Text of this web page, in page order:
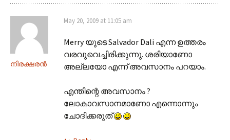
നിരക്ഷരന്‍
May 20, 2009 at 11:05 am
Merry യുടെ Salvador Dali എന്ന ഉത്തരം
വരവുവെച്ചിരിക്കുന്നു. ശരിയാണോ
അല്ലയോ എന്ന് അവസാനം പറയാം.
എന്തിന്റെ അവസാനം ?
ലോകാവസാനമാണോ എന്നൊന്നും
ചോദിക്കരുത്